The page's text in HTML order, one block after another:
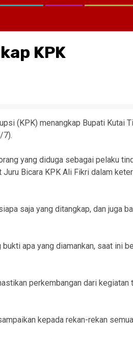
KPK
(KPK) menangkap Bupati Kutai
7).
yang diduga sebagai pelaku
Bicara KPK Ali Fikri dalam
saja yang ditangkap, dan juga
apa yang diamankan, saat ini
perkembangan dari
kepada rekan-rekan